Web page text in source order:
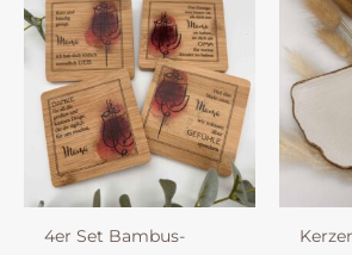
4er Set Bambus-